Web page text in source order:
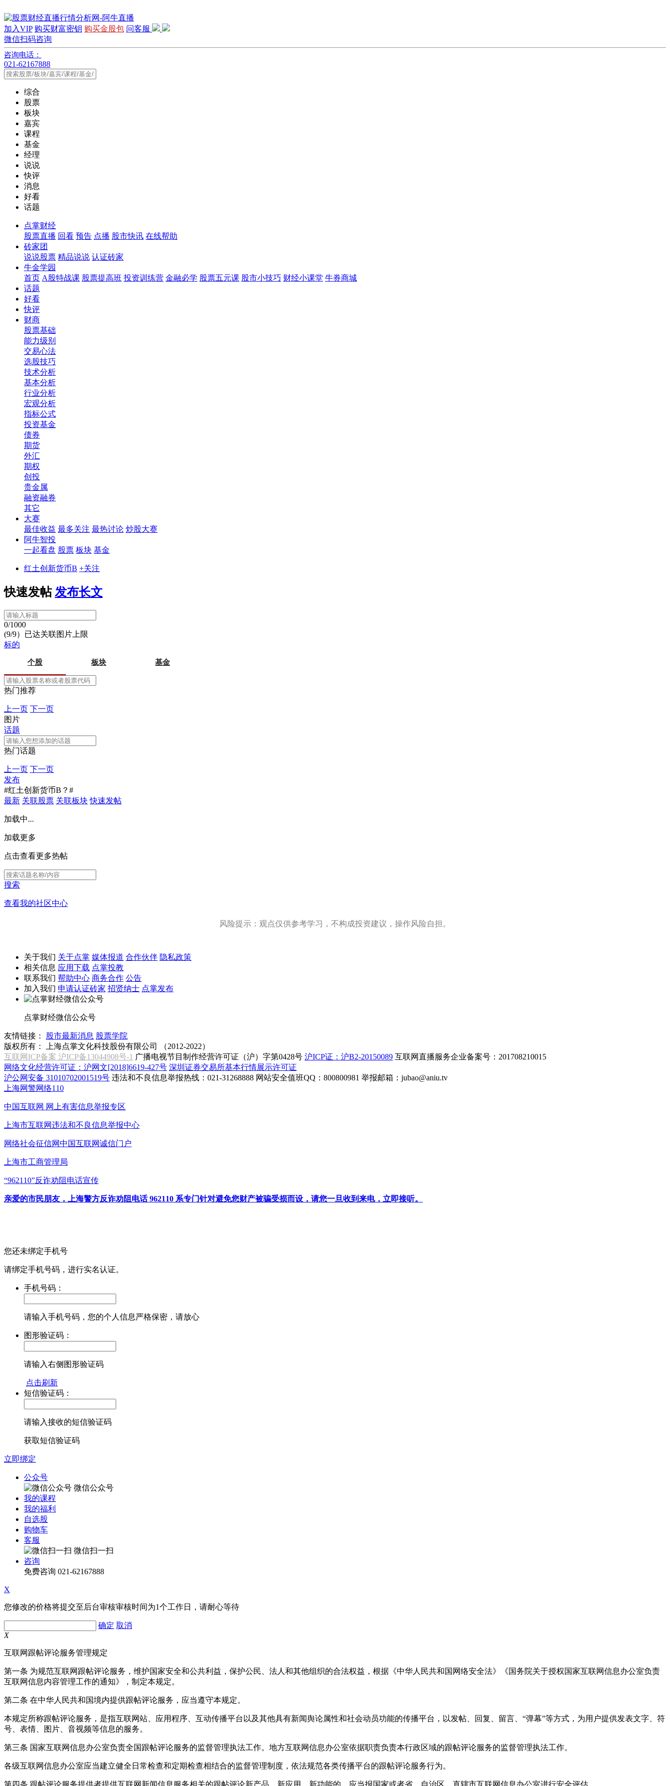
加入VIP 购买财富密钥 购买金股包 问客服
微信扫码咨询
咨询电话：
021-62167888
综合
股票
板块
嘉宾
课程
基金
经理
说说
快评
消息
好看
话题
点掌财经
股票直播 回看 预告 点播 股市快讯 在线帮助
砖家团
说说股票 精品说说 认证砖家
牛金学园
首页 A股特战课 股票提高班 投资训练营 金融必学 股票五元课 股市小技巧 财经小课堂 牛券商城
话题
好看
快评
财商
股票基础
能力级别
交易心法
选股技巧
技术分析
基本分析
行业分析
宏观分析
指标公式
投资基金
债券
期货
外汇
期权
创投
贵金属
融资融券
其它
大赛
最佳收益 最多关注 最热讨论 炒股大赛
阿牛智投
一起看盘 股票 板块 基金
红土创新货币B +关注
快速发帖 发布长文
0/1000
(9/9）已达关联图片上限
标的
个股 板块 基金
热门推荐
上一页 下一页
图片
话题
热门话题
上一页 下一页
发布
#红土创新货币B？#
最新 关联股票 关联板块 快速发帖
加载中...
加载更多
点击查看更多热帖
搜索
查看我的社区中心
风险提示：观点仅供参考学习，不构成投资建议，操作风险自担。
关于我们 关于点掌 媒体报道 合作伙伴 隐私政策
相关信息 应用下载 点掌投教
联系我们 帮助中心 商务合作 公告
加入我们 申请认证砖家 招贤纳士 点掌发布
点掌财经微信公众号
友情链接： 股市最新消息 股票学院
版权所有：
上海点掌文化科技股份有限公司 （2012-2022）
互联网ICP备案 沪ICP备13044908号-1 广播电视节目制作经营许可证（沪）字第0428号 沪ICP证：沪B2-20150089 互联网直播服务企业备案号：201708210015
网络文化经营许可证：沪网文[2018]6619-427号 深圳证券交易所基本行情展示许可证
沪公网安备 31010702001519号 违法和不良信息举报热线：021-31268888 网站安全值班QQ：800800981 举报邮箱： jubao@aniu.tv
上海网警网络110
中国互联网 网上有害信息举报专区
上海市互联网违法和不良信息举报中心
网络社会征信网中国互联网诚信门户
上海市工商管理局
“962110”反诈劝阻电话宣传
亲爱的市民朋友，上海警方反诈劝阻电话 962110 系专门针对避免您财产被骗受损而设，请您一旦收到来电，立即接听。
您还未绑定手机号
请绑定手机号码，进行实名认证。
手机号码：
请输入手机号码，您的个人信息严格保密，请放心
图形验证码：
请输入右侧图形验证码
点击刷新
短信验证码：
请输入接收的短信验证码
获取短信验证码
立即绑定
公众号
微信公众号
我的课程
我的福利
自选股
购物车
客服
微信扫一扫
咨询
免费咨询 021-62167888
X
您修改的价格将提交至后台审核审核时间为1个工作日，请耐心等待
确定 取消
X
互联网跟帖评论服务管理规定
第一条 为规范互联网跟帖评论服务，维护国家安全和公共利益，保护公民、法人和其他组织的合法权益，根据《中华人民共和国网络安全法》《国务院关于授权国家互联网信息办公室负责
互联网信息内容管理工作的通知》，制定本规定。
第二条 在中华人民共和国境内提供跟帖评论服务，应当遵守本规定。
本规定所称跟帖评论服务，是指互联网站、应用程序、互动传播平台以及其他具有新闻舆论属性和社会动员功能的传播平台，以发帖、回复、留言、“弹幕”等方式，为用户提供发表文字、符
号、表情、图片、音视频等信息的服务。
第三条 国家互联网信息办公室负责全国跟帖评论服务的监督管理执法工作。地方互联网信息办公室依据职责负责本行政区域的跟帖评论服务的监督管理执法工作。
各级互联网信息办公室应当建立健全日常检查和定期检查相结合的监督管理制度，依法规范各类传播平台的跟帖评论服务行为。
第四条 跟帖评论服务提供者提供互联网新闻信息服务相关的跟帖评论新产品、新应用、新功能的，应当报国家或者省、自治区、直辖市互联网信息办公室进行安全评估。